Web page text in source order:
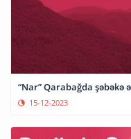
“Nar” Qarabağda
15-12-2023